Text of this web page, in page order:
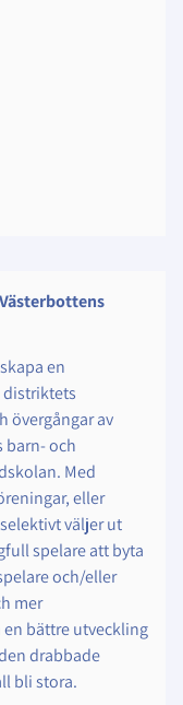
en
distriktets
övergångar av
barn- och
Med
eller
väljer ut
spelare att byta
och/eller
mer
bättre utveckling
drabbade
bli stora.